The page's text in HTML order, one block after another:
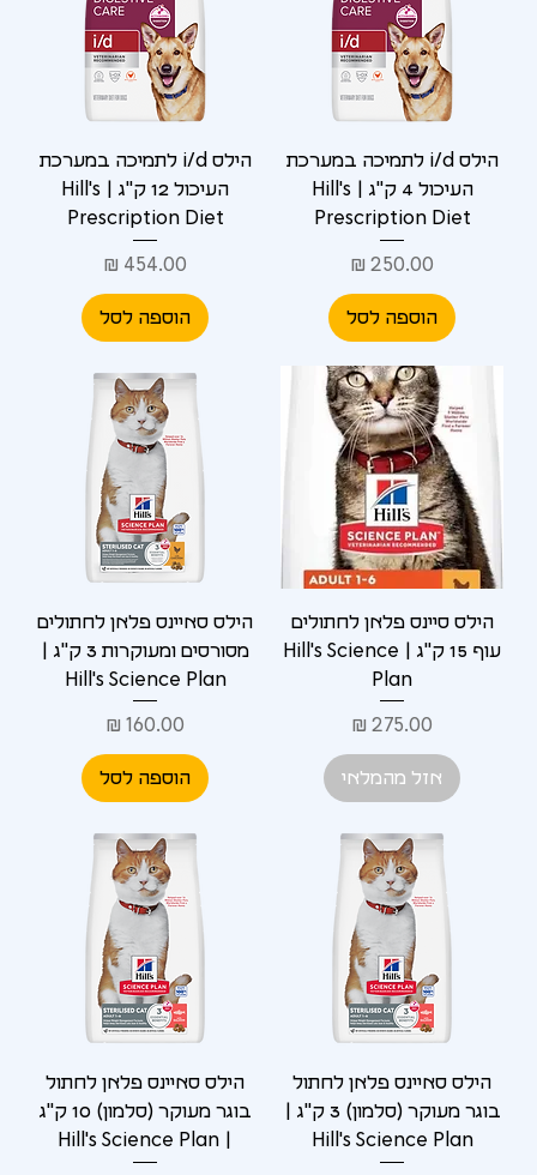
הילס i/d לתמיכה במערכת
העיכול 4 ק"ג | Hill's
Prescription Diet
מחיר
הוספה לסל
הילס i/d לתמיכה במערכת
העיכול 12 ק"ג | Hill's
Prescription Diet
מחיר
הוספה לסל
הילס סיינס פלאן לחתולים
עוף 15 ק"ג | Hill's Science
Plan
מחיר
אזל מהמלאי
הילס סאיינס פלאן לחתולים
מסורסים ומעוקרות 3 ק"ג |
Hill's Science Plan
מחיר
הוספה לסל
הילס סאיינס פלאן לחתול
בוגר מעוקר (סלמון) 3 ק"ג |
Hill's Science Plan
הילס סאיינס פלאן לחתול
בוגר מעוקר (סלמון) 10 ק"ג